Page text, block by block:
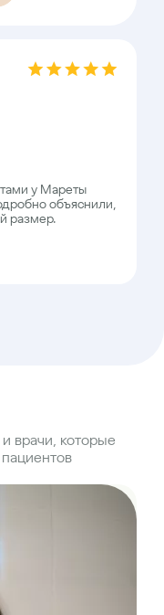
у Мареты
объяснили,
размер.
врачи, которые